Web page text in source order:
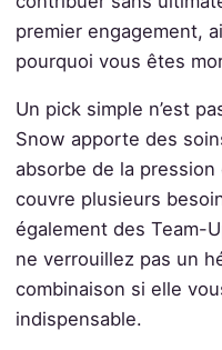
premier engagement,
pourquoi vous êtes
Un pick simple n’est
Snow apporte des
absorbe de la
couvre plusieurs
également des Team-
ne verrouillez pas un
combinaison si elle
indispensable.